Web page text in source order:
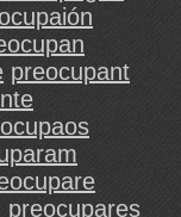
preocupant
preocupares